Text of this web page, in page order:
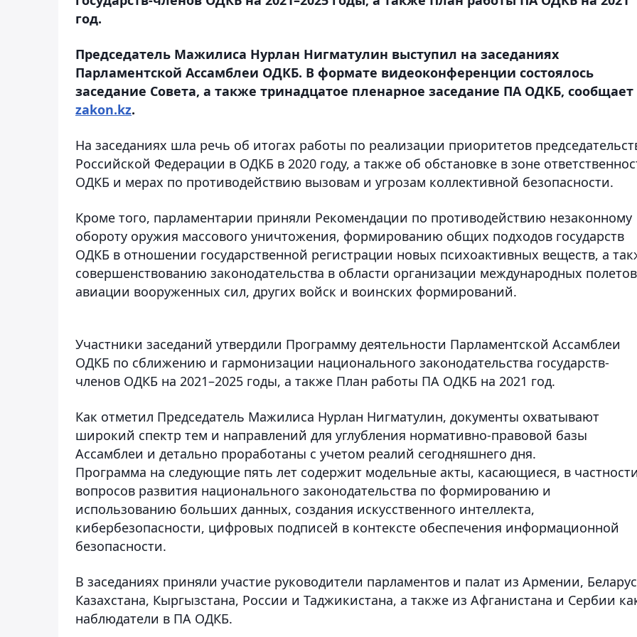
год.
Председатель Мажилиса Нурлан Нигматулин выступил на заседаниях
Парламентской Ассамблеи ОДКБ. В формате видеоконференции состоялось
заседание Совета, а также тринадцатое пленарное заседание ПА ОДКБ, сообщает
zakon.kz.
На заседаниях шла речь об итогах работы по реализации приоритетов
Российской Федерации в ОДКБ в 2020 году, а также об обстановке в зоне
ОДКБ и мерах по противодействию вызовам и угрозам коллективной безопасности.
Кроме того, парламентарии приняли Рекомендации по противодействию незаконному
обороту оружия массового уничтожения, формированию общих подходов государств
ОДКБ в отношении государственной регистрации новых психоактивных веществ, а
совершенствованию законодательства в области организации международных полетов
авиации вооруженных сил, других войск и воинских формирований.
Участники заседаний утвердили Программу деятельности Парламентской Ассамблеи
ОДКБ по сближению и гармонизации национального законодательства государств-
членов ОДКБ на 2021–2025 годы, а также План работы ПА ОДКБ на 2021 год.
Как отметил Председатель Мажилиса Нурлан Нигматулин, документы охватывают
широкий спектр тем и направлений для углубления нормативно-правовой базы
Ассамблеи и детально проработаны с учетом реалий сегодняшнего дня.
Программа на следующие пять лет содержит модельные акты, касающиеся, в
вопросов развития национального законодательства по формированию и
использованию больших данных, создания искусственного интеллекта,
кибербезопасности, цифровых подписей в контексте обеспечения информационной
безопасности.
В заседаниях приняли участие руководители парламентов и палат из Армении,
Казахстана, Кыргызстана, России и Таджикистана, а также из Афганистана и Сербии
наблюдатели в ПА ОДКБ.